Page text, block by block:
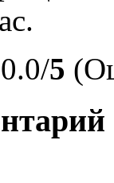
5